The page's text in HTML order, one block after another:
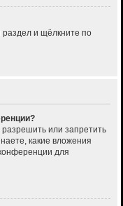
раздел и щёлкните по
или запретить
какие вложения
для